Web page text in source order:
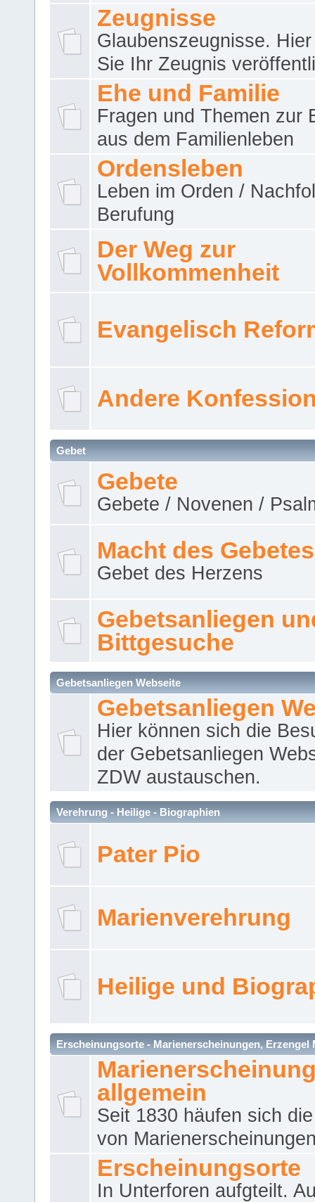
Zeugnisse
Glaubenszeugnisse.
Sie Ihr Zeugnis
Ehe und Familie
Fragen und Themen zur
aus dem Familienleben
Ordensleben
Leben im Orden /
Berufung
Der Weg zur
Vollkommenheit
Evangelisch
Andere
Gebet
Gebete
Gebete / Novenen /
Macht des Gebetes
Gebet des Herzens
Gebetsanliegen
Bittgesuche
Gebetsanliegen Webseite
Gebetsanliegen
Hier können sich die
der Gebetsanliegen
ZDW austauschen.
Verehrung - Heilige - Biographien
Pater Pio
Marienverehrung
Heilige und
Erscheinungsorte - Marienerscheinungen, Erzengel
allgemein
Seit 1830 häufen sich
von
Erscheinungsorte
In Unterforen aufgteilt.